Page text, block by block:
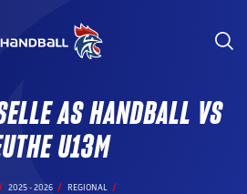
AS HANDBALL VS
U13M
2025 - 2026
REGIONAL